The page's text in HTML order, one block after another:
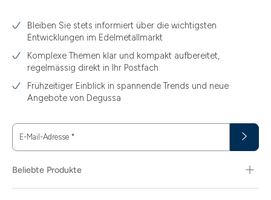
Bleiben Sie stets informiert über die wichtigsten
Entwicklungen im Edelmetallmarkt
Komplexe Themen klar und kompakt aufbereitet,
regelmässig direkt in Ihr Postfach
Frühzeitiger Einblick in spannende Trends und neue
Angebote von Degussa
E-Mail-Adresse *
Beliebte Produkte